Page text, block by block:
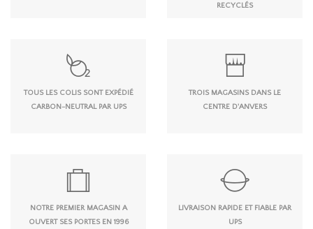
RECYCLÉS
TOUS LES COLIS SONT EXPÉDIÉ
CARBON-NEUTRAL PAR UPS
TROIS MAGASINS DANS LE
CENTRE D'ANVERS
NOTRE PREMIER MAGASIN A
OUVERT SES PORTES EN 1996
LIVRAISON RAPIDE ET FIABLE PAR
UPS